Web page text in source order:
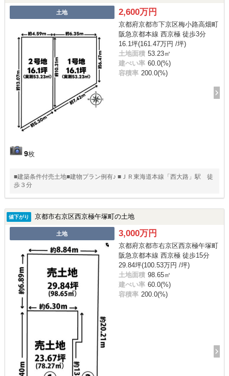
土地
9枚
2,600万円
京都府京都市下京区梅小路高畑町
阪急京都本線 西京極 徒歩3分
16.1坪(161.47万円 /坪)
土地面積 53.23㎡
建ぺい率 60.0(%)
容積率 200.0(%)
■建築条件付売土地■建物プラン例有♪ ■ＪＲ東海道本線「西大路」駅 徒
歩３分
値下がり 京都市右京区西京極午塚町の土地
土地 3,000万円
京都府京都市右京区西京極午塚町
阪急京都本線 西京極 徒歩15分
29.84坪(100.53万円 /坪)
土地面積 98.65㎡
建ぺい率 60.0(%)
容積率 200.0(%)